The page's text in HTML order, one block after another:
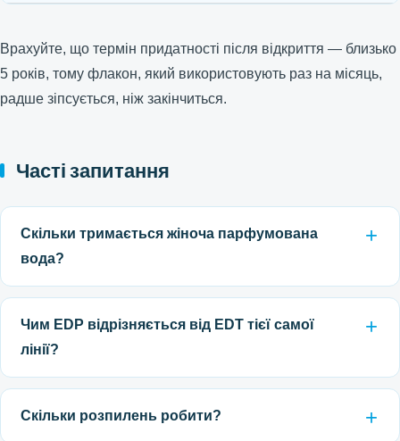
Врахуйте, що термін придатності після відкриття — близько
5 років, тому флакон, який використовують раз на місяць,
радше зіпсується, ніж закінчиться.
Часті запитання
Скільки тримається жіноча парфумована
вода?
Чим EDP відрізняється від EDT тієї самої
лінії?
Скільки розпилень робити?